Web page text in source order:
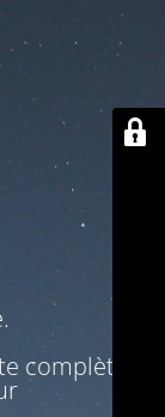
complète. Il